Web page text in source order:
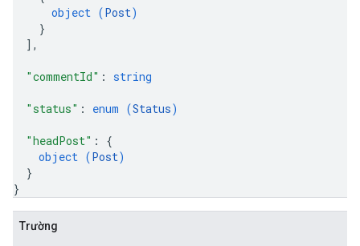
object (Post)
}
] ,
"commentId" : string
"status" : enum (Status)
"headPost" : {
object (Post)
}
}
Trường